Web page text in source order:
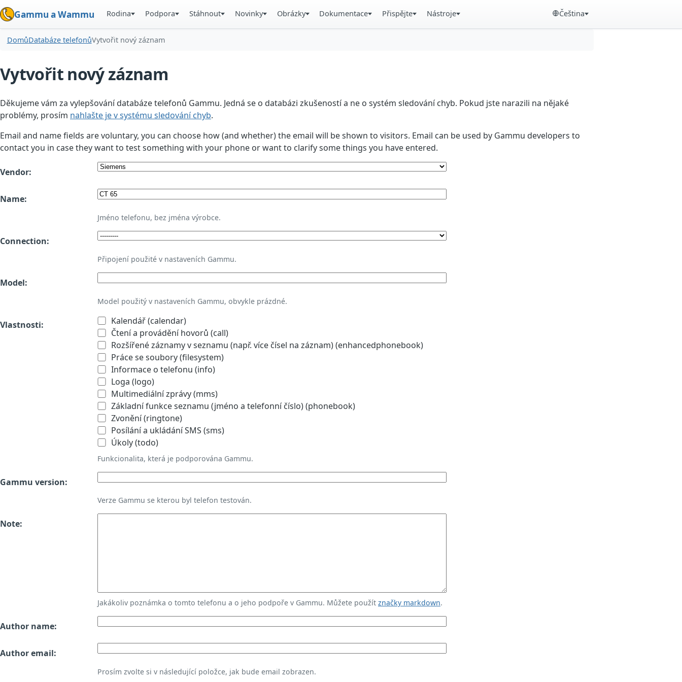
Gammu a Wammu Rodina Podpora Stáhnout Novinky Obrázky Dokumentace Přispějte Nástroje Čeština
DomůDatabáze telefonůVytvořit nový záznam
Vytvořit nový záznam
Děkujeme vám za vylepšování databáze telefonů Gammu. Jedná se o databázi zkušeností a ne o systém sledování chyb. Pokud jste narazili na nějaké
problémy, prosím nahlašte je v systému sledování chyb.
Email and name fields are voluntary, you can choose how (and whether) the email will be shown to visitors. Email can be used by Gammu developers to
contact you in case they want to test something with your phone or want to clarify some things you have entered.
Vendor:
Name:
Jméno telefonu, bez jména výrobce.
Connection:
Připojení použité v nastaveních Gammu.
Model:
Model použitý v nastaveních Gammu, obvykle prázdné.
Vlastnosti:
Kalendář (calendar)
Čtení a provádění hovorů (call)
Rozšířené záznamy v seznamu (např. více čísel na záznam) (enhancedphonebook)
Práce se soubory (filesystem)
Informace o telefonu (info)
Loga (logo)
Multimediální zprávy (mms)
Základní funkce seznamu (jméno a telefonní číslo) (phonebook)
Zvonění (ringtone)
Posílání a ukládání SMS (sms)
Úkoly (todo)
Funkcionalita, která je podporována Gammu.
Gammu version:
Verze Gammu se kterou byl telefon testován.
Note:
Jakákoliv poznámka o tomto telefonu a o jeho podpoře v Gammu. Můžete použít značky markdown.
Author name:
Author email:
Prosím zvolte si v následující položce, jak bude email zobrazen.